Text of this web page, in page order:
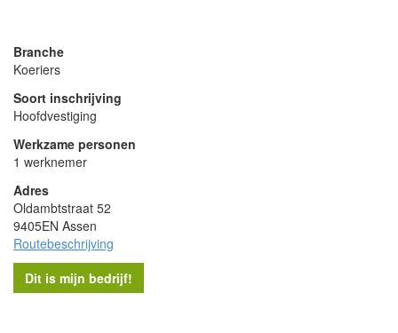
Branche
Koeriers
Soort inschrijving
Hoofdvestiging
Werkzame personen
1 werknemer
Adres
Oldambtstraat 52
9405EN Assen
Routebeschrijving